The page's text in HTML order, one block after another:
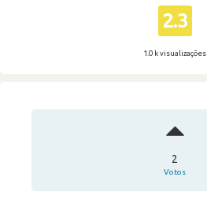
2.3
1.0 k visualizações
2
Votos